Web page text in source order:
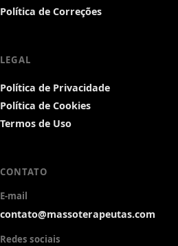
Política de Correções
LEGAL
Política de Privacidade
Política de Cookies
Termos de Uso
CONTATO
E-mail
contato@massoterapeutas.com
Redes sociais